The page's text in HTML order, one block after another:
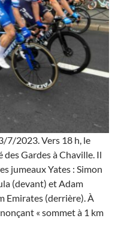
7/2023. Vers 18 h, le
Gardes à Chaville. Il
jumeaux Yates : Simon
(devant) et Adam
Emirates (derrière). À
« sommet à 1 km